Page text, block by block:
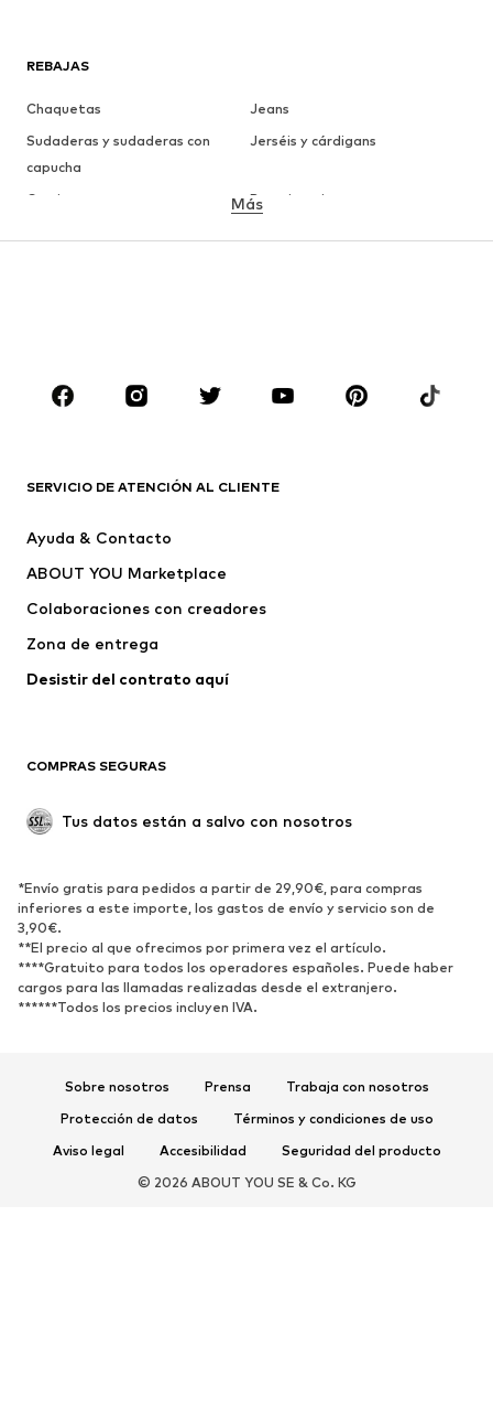
REBAJAS
Chaquetas
Jeans
Sudaderas y sudaderas con
capucha
Jerséis y cárdigans
Camisetas
Ropa interior
ROPA
Camisetas
Jeans
Pantalones
Ropa interior
Jerséis y cárdigans
Trajes y chaquetas
Ropa de baño
Nuevo
Tendencia
Zapatos bajos
Zapatos deportivos
Zapatos abiertos
DEPORTE
Ropa deportiva
Disciplinas deportivas
Complementos deportivos
COMPLEMENTOS
Más
SERVICIO DE ATENCIÓN AL CLIENTE
Ayuda & Contacto
ABOUT YOU Marketplace
Colaboraciones con creadores
Zona de entrega
Desistir del contrato aquí
COMPRAS SEGURAS
Tus datos están a salvo con nosotros
*Envío gratis para pedidos a partir de 29,90€, para compras
inferiores a este importe, los gastos de envío y servicio son de
3,90€.
**El precio al que ofrecimos por primera vez el artículo.
****Gratuito para todos los operadores españoles. Puede haber
cargos para las llamadas realizadas desde el extranjero.
******Todos los precios incluyen IVA.
Sobre nosotros Prensa
Trabaja con nosotros
Protección de datos
Términos y condiciones de uso
Aviso legal
Accesibilidad
Seguridad del producto
© 2026 ABOUT YOU SE & Co. KG